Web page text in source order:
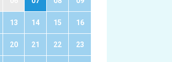
13 14 15 16
20 21 22 23